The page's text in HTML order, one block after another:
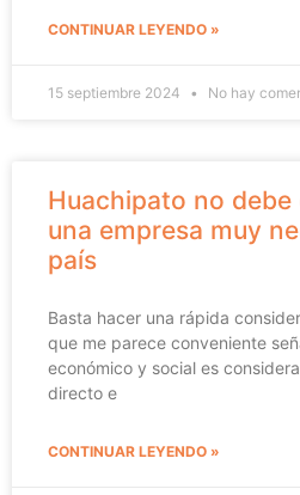
CONTINUAR LEYENDO »
15 septiembre 2024 No hay
Huachipato no debe
una empresa muy
país
Basta hacer una rápida
que me parece conveniente
económico y social es
directo e
CONTINUAR LEYENDO »